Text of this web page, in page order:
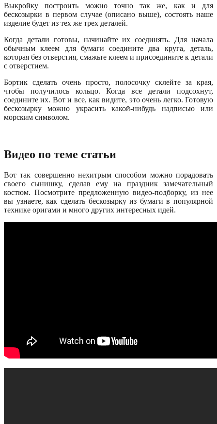
Выкройку построить можно точно так же, как и для
бескозырки в первом случае (описано выше), состоять наше
изделие будет из тех же трех деталей.
Когда детали готовы, начинайте их соединять. Для начала
обычным клеем для бумаги соедините два круга, деталь,
которая без отверстия, смажьте клеем и присоедините к детали
с отверстием.
Бортик сделать очень просто, полосочку склейте за края,
чтобы получилось кольцо. Когда все детали подсохнут,
соедините их. Вот и все, как видите, это очень легко. Готовую
бескозырку можно украсить какой-нибудь надписью или
морским символом.
Видео по теме статьи
Вот так совершенно нехитрым способом можно порадовать
своего сынишку, сделав ему на праздник замечательный
костюм. Посмотрите предложенную видео-подборку, из нее
вы узнаете, как сделать бескозырку из бумаги в популярной
технике оригами и много других интересных идей.